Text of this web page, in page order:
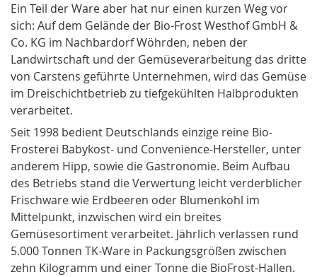
Ein Teil der Ware aber hat nur einen kurzen Weg vor
sich: Auf dem Gelände der Bio-Frost Westhof GmbH &
Co. KG im Nachbardorf Wöhrden, neben der
Landwirtschaft und der Gemüseverarbeitung das dritte
von Carstens geführte Unternehmen, wird das Gemüse
im Dreischichtbetrieb zu tiefgekühlten Halbprodukten
verarbeitet.
Seit 1998 bedient Deutschlands einzige reine Bio-
Frosterei Babykost- und Convenience-Hersteller, unter
anderem Hipp, sowie die Gastronomie. Beim Aufbau
des Betriebs stand die Verwertung leicht verderblicher
Frischware wie Erdbeeren oder Blumenkohl im
Mittelpunkt, inzwischen wird ein breites
Gemüsesortiment verarbeitet. Jährlich verlassen rund
5.000 Tonnen TK-Ware in Packungsgrößen zwischen
zehn Kilogramm und einer Tonne die BioFrost-Hallen.